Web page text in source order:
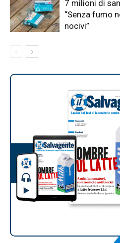
7 milioni di
“Senza fumo
nocivi”